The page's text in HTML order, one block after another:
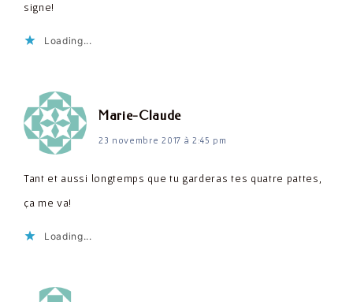
signe!
Loading...
Marie-Claudedit :
23 novembre 2017 à 2:45 pm
Tant et aussi longtemps que tu garderas tes quatre pattes,
ça me va!
Loading...